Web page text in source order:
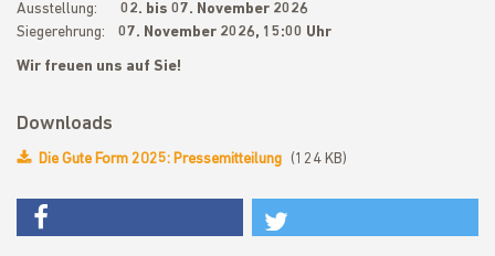
Ausstellung: 02. bis 07. November 2026
Siegerehrung: 07. November 2026, 15:00 Uhr
Wir freuen uns auf Sie!
Downloads
Die Gute Form 2025: Pressemitteilung (124 KB)